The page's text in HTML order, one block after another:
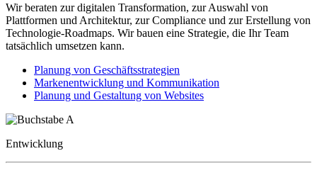
Wir beraten zur digitalen Transformation, zur Auswahl von
Plattformen und Architektur, zur Compliance und zur Erstellung von
Technologie-Roadmaps. Wir bauen eine Strategie, die Ihr Team
tatsächlich umsetzen kann.
Planung von Geschäftsstrategien
Markenentwicklung und Kommunikation
Planung und Gestaltung von Websites
Entwicklung